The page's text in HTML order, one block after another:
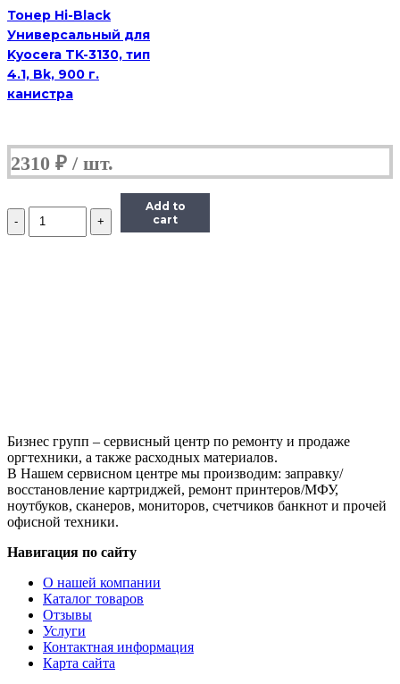
Тонер Hi-Black
Универсальный для
Kyocera TK-3130, тип
4.1, Bk, 900 г.
канистра
2310 ₽
Количество
Тонер
Add to
cart
Бизнес групп – сервисный центр по ремонту и продаже
оргтехники, а также расходных материалов.
В Нашем сервисном центре мы производим: заправку/
восстановление картриджей, ремонт принтеров/МФУ,
ноутбуков, сканеров, мониторов, счетчиков банкнот и прочей
офисной техники.
Навигация по сайту
О нашей компании
Каталог товаров
Отзывы
Услуги
Контактная информация
Карта сайта